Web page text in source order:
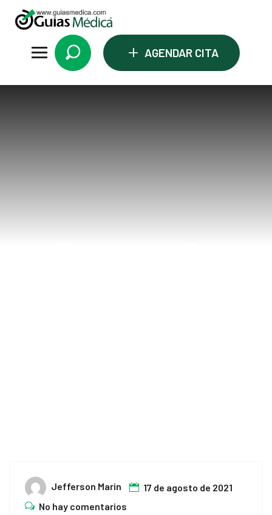
+ AGENDAR CITA
Jefferson Marin
17 de agosto de 2021
No hay comentarios